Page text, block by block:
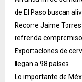
de El Paso buscan
Recorre Jaime
refrenda
Exportaciones de
llegan a 98 países
Lo importante de